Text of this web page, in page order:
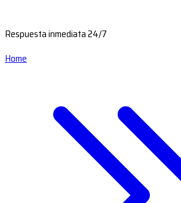
Respuesta inmediata 24/7
Home